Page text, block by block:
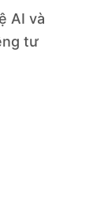
AI và
tư